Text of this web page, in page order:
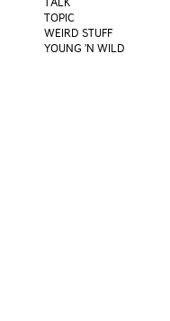
TOPIC
WEIRD STUFF
YOUNG 'N WILD